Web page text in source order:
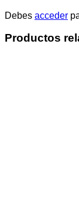
Debes acceder
Productos